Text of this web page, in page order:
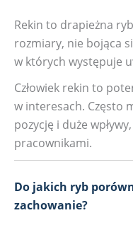
Rekin to drapieżna
rozmiary, nie bojąca
w których występuje
Człowiek rekin to
w interesach. Często
pozycję i duże
pracownikami.
Do jakich ryb
zachowanie?